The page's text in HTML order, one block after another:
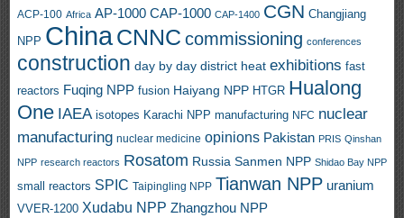
ACP-100 Africa AP-1000 CAP-1000 CAP-1400 CGN Changjiang
NPP ChinaCNNC commissioning conferences
construction day by day district heat exhibitions fast
reactors Fuqing NPP fusion Haiyang NPP HTGR Hualong
One IAEA isotopes Karachi NPP manufacturing NFC nuclear
manufacturing nuclear medicine opinions Pakistan PRIS Qinshan
NPP research reactors Rosatom Russia Sanmen NPP Shidao Bay NPP
small reactors SPIC Taipingling NPP Tianwan NPP uranium
VVER-1200 Xudabu NPP Zhangzhou NPP